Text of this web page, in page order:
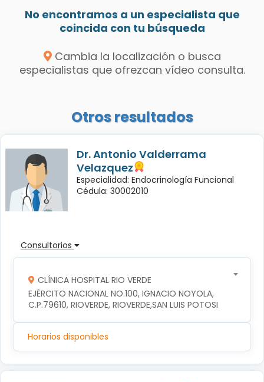
No encontramos a un especialista que
coincida con tu búsqueda
Cambia la localización o busca
especialistas que ofrezcan vídeo consulta.
Otros resultados
Dr. Antonio Valderrama
Velazquez
Especialidad: Endocrinología Funcional
Cédula: 30002010
Consultorios
CLÍNICA HOSPITAL RIO VERDE
EJÉRCITO NACIONAL NO.100, IGNACIO NOYOLA,
C.P.79610, RIOVERDE, RIOVERDE,SAN LUIS POTOSI
Horarios disponibles